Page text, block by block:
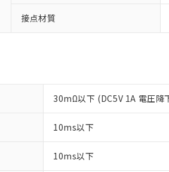
接点材質
30mΩ以下 (DC5V 1A 電圧降
10ms以下
10ms以下
本サービス
くものです。
い。
正式な納期
当社販売員
*EU RoHS指令（10物質
鉛(Pb) 1000ppm以下、
※2 対応予定月
部品在庫の切り替
「○」：最大均質
「×」：最大均質
「－」：未確認で
DBP(フタル酸ジブチル
DEHP(フタル酸ビス(2-
当社は、こ
当社は貴社
置等に一切使
当社は、貴
たしません。
○ 一定数
△ 一定数
－
在庫な